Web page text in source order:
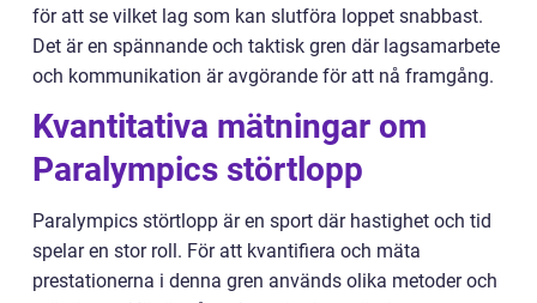
för att se vilket lag som kan slutföra loppet snabbast.
Det är en spännande och taktisk gren där lagsamarbete
och kommunikation är avgörande för att nå framgång.
Kvantitativa mätningar om
Paralympics störtlopp
Paralympics störtlopp är en sport där hastighet och tid
spelar en stor roll. För att kvantifiera och mäta
prestationerna i denna gren används olika metoder och